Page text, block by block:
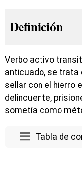
Definición
Verbo activo
anticuado, se trata
sellar con el hierro
delincuente,
sometía como
Tabla de